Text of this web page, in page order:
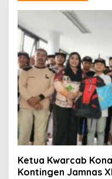
Ketua Kwarcab
Kontingen Jamnas